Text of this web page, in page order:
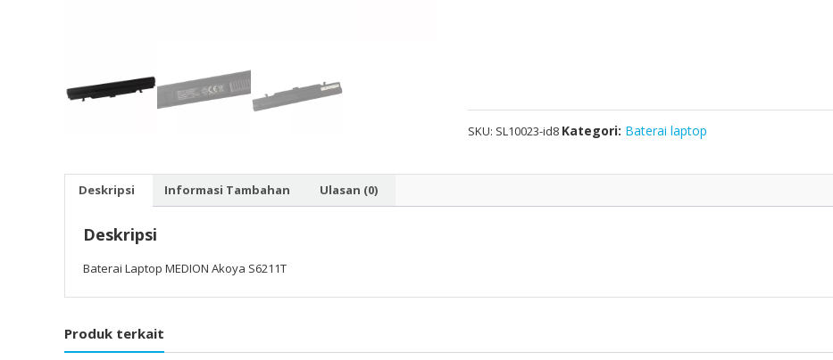
SKU: SL10023-id8 Kategori: Baterai laptop
Deskripsi Informasi Tambahan Ulasan (0)
Deskripsi
Baterai Laptop MEDION Akoya S6211T
Produk terkait